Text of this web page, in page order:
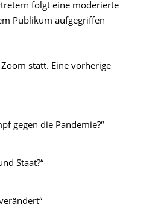
folgt eine moderierte
Publikum aufgegriffen
statt. Eine vorherige
gegen die Pandemie?“
Staat?“